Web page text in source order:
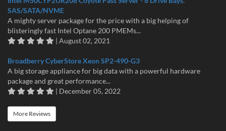
SAS/SATA/NVME
A mighty server package for the price with a big helping of
blisteringly fast Intel Optane 200 PMEMs...
| August 02, 2021
Broadberry CyberStore Xeon SP2-490-G3
A big storage appliance for big data with a powerful hardware
package and great performance...
| December 05, 2022
More Reviews